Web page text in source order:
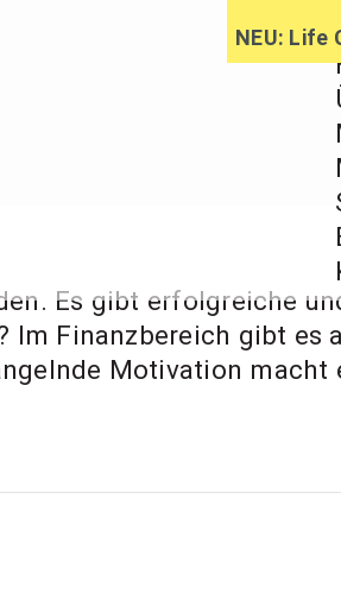
NEU: Life
Es gibt erfolgreiche
Im Finanzbereich gibt es
Motivation macht